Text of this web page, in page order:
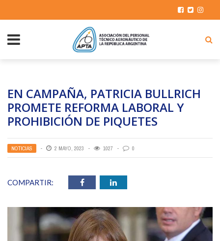
EN CAMPAÑA, PATRICIA BULLRICH
PROMETE REFORMA LABORAL Y
PROHIBICIÓN DE PIQUETES
NOTICIAS 2 MAYO, 2023 1027 0
COMPARTIR: